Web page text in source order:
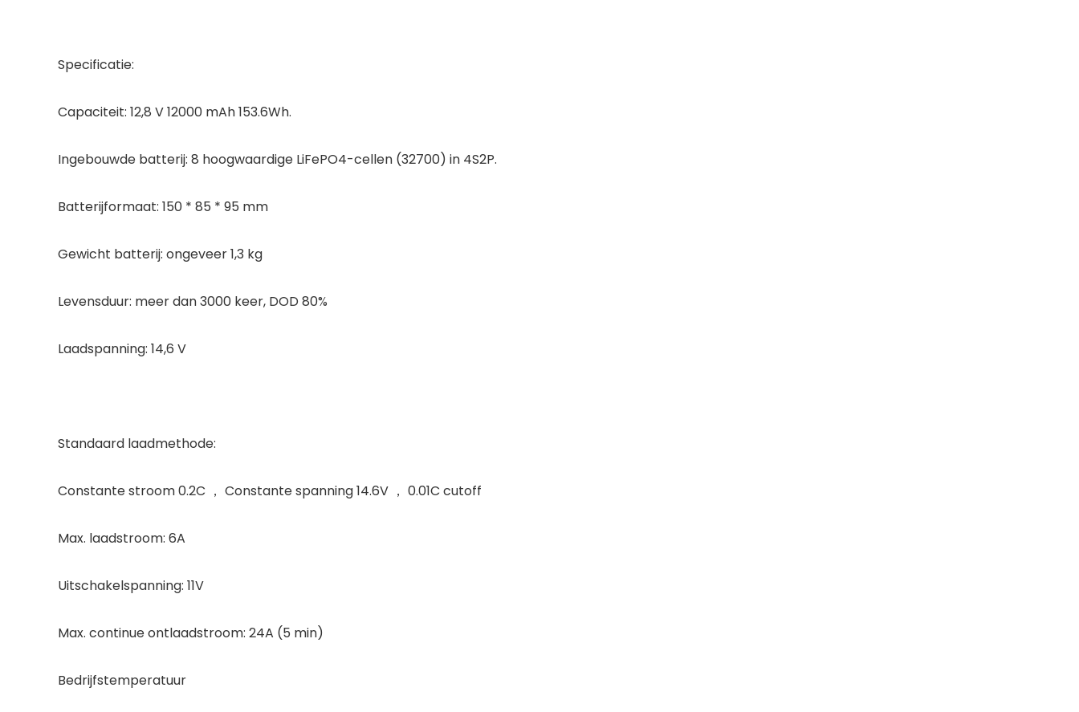
Specificatie:
Capaciteit: 12,8 V 12000 mAh 153.6Wh.
Ingebouwde batterij: 8 hoogwaardige LiFePO4-cellen (32700) in 4S2P.
Batterijformaat: 150 * 85 * 95 mm
Gewicht batterij: ongeveer 1,3 kg
Levensduur: meer dan 3000 keer, DOD 80%
Laadspanning: 14,6 V
Standaard laadmethode:
Constante stroom 0.2C ， Constante spanning 14.6V ， 0.01C cutoff
Max. laadstroom: 6A
Uitschakelspanning: 11V
Max. continue ontlaadstroom: 24A (5 min)
Bedrijfstemperatuur